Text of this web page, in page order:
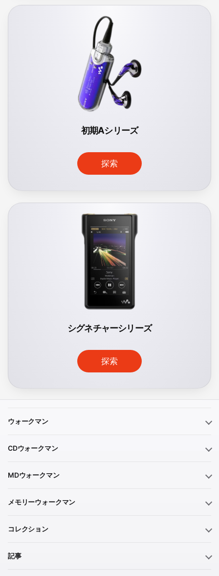
初期Aシリーズ
探索
シグネチャーシリーズ
探索
ウォークマン
CDウォークマン
MDウォークマン
メモリーウォークマン
コレクション
記事